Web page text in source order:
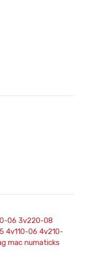
06 3v220-08
4v110-06 4v210-
mac numaticks